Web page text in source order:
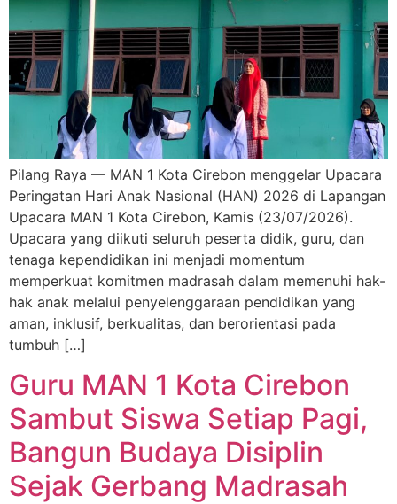
Pilang Raya — MAN 1 Kota Cirebon menggelar Upacara
Peringatan Hari Anak Nasional (HAN) 2026 di Lapangan
Upacara MAN 1 Kota Cirebon, Kamis (23/07/2026).
Upacara yang diikuti seluruh peserta didik, guru, dan
tenaga kependidikan ini menjadi momentum
memperkuat komitmen madrasah dalam memenuhi hak-
hak anak melalui penyelenggaraan pendidikan yang
aman, inklusif, berkualitas, dan berorientasi pada
tumbuh […]
Guru MAN 1 Kota Cirebon
Sambut Siswa Setiap Pagi,
Bangun Budaya Disiplin
Sejak Gerbang Madrasah